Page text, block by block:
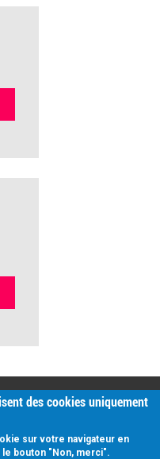
des cookies uniquement
sur votre navigateur en
bouton "Non, merci".